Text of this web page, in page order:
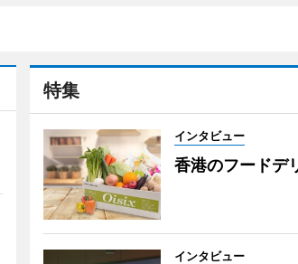
特集
インタビュー
香港のフードデ
インタビュー